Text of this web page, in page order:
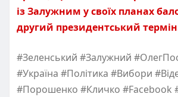
із Залужним у своїх планах
другий президентський
#Зеленський #Залужний
#Україна #Політика #Вибори
#Порошенко #Кличко #Facebook